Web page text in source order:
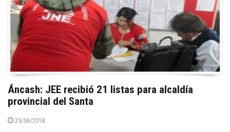
Áncash: JEE recibió 21 listas para alcaldía
provincial del Santa
25/06/2018